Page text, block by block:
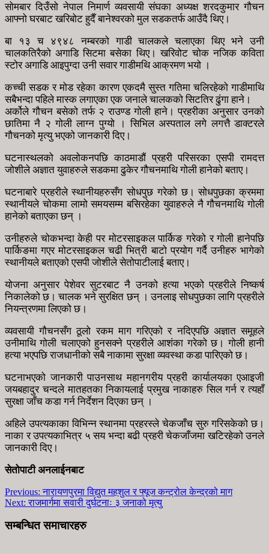
सोमबार दिउँसो नेपाल निमार्ण व्यवसायी संघका अध्यक्ष शरदकुमार गौचन
आफ्नो घरबाट खरिबोट हुदैँ बानेश्वरको मुल सडकतर्फ आउँदै थिए।
बा १३ च ४९४८ नम्बरको गाडी चालकले चलाएका थिए भने उनी
चालकतिरैको अगाडि सिटमा बसेका थिए। खरिवोट चोक नजिक कविता
स्टोर अगाडि आइपुग्दा उनी सवार गाडीमथि आक्रमण भयो ।
कच्ची सडक र मोड रहेका कारण एकदमै सुस्त गतिमा चलिरहेको गाडीमाथि
सबैभन्दा पहिले मास्क लगाएका एक जनाले चालकको सिटतिर ढुंगा हाने।
अर्कोले गौचन बसेको तर्फ २ राउण्ड गोली हाने। प्रहरीका अनुसार उनको
छातिमा नै २ गोली लाग्न पुग्यो । सिभिल अस्पताल लगे लगत्तै डाक्टरले
गौचनको मृत्यु भएको जानकारी दिए।
घटनास्थलको अवलोकनपछि काठमाडौं प्रहरी परिसरका एसपी रामदत्त
जोशीले अज्ञात युवाहरुले सडकमा ढुकेर गौचनमाथि गोली हानेको बताए।
घटनाबारे प्रहरीले स्थानीयहरुसँग सोधपुछ गरेको छ। सोधपुछका क्रममा
स्थानीयले चोकमा लामो समयसम्म बसिरहेका युवाहरुले नै गौचनमाथि गोली
हानेको बताएका छन् ।
उनीहरुले चोकभन्दा केही पर मोटरसाइकल पार्किङ गरेको र गोली हानेपछि
पार्किङमा गएर मोटरसाइकल चढी भित्री बाटो प्रयोग गर्दै उनीहरु भागेको
स्थानीयले बताएको एसपी जोशीले सेतोपाटीलाई बताए।
योजना अनुसार पेशेवर सुटरबाट नै उनको हत्या भएको प्रहरीले निष्कर्ष
निकालेको छ। चालक भने सुरक्षित छन् । उनलाइ सोधपुछका लागि प्रहरीले
नियन्त्रणमा लिएको छ।
व्यवसायी गौचनसँग ठूलो रकम माग गरिएको र नदिएपछि अज्ञात समूहले
उनीमाथि गोली चलाएको हुनसक्ने प्रहरीले आशंका गरेको छ। गोली हानी
हत्या भएपछि राजधानीको सबै नाकामा सुरक्षा व्यवस्था कडा पारिएको छ।
घटनाभएको जानकारी पाउनसाथ महानगरीय प्रहरी कार्यालयका एआइजी
जयबहादुर चन्दले मातहतका निकायलाई प्रमुख नाकाहरु सिल गर्न र त्यहाँ
सुरक्षा जाँच कडा गर्न निर्देशन दिएका छन् ।
अहिले उपत्यकाका विभिन्न स्थानमा प्रहरस्ले चेकजाँच सुरु गरिसकेको छ।
नाका र उपत्यकाभित्र ५ सय भन्दा बढी प्रहरी चेकजाँजमा खटिरहेको उनले
जानकारी दिए।
सेतोपाटी अनलाईनबाट
Previous: नारायणपुरमा विद्युत महशुल र फ्यूज कन्ट्रोल केन्द्रको माग
Next: राजमार्गमा सवारी दुर्घटनाः ३ जनाको मृत्यु
सम्बन्धित समाचारहरु